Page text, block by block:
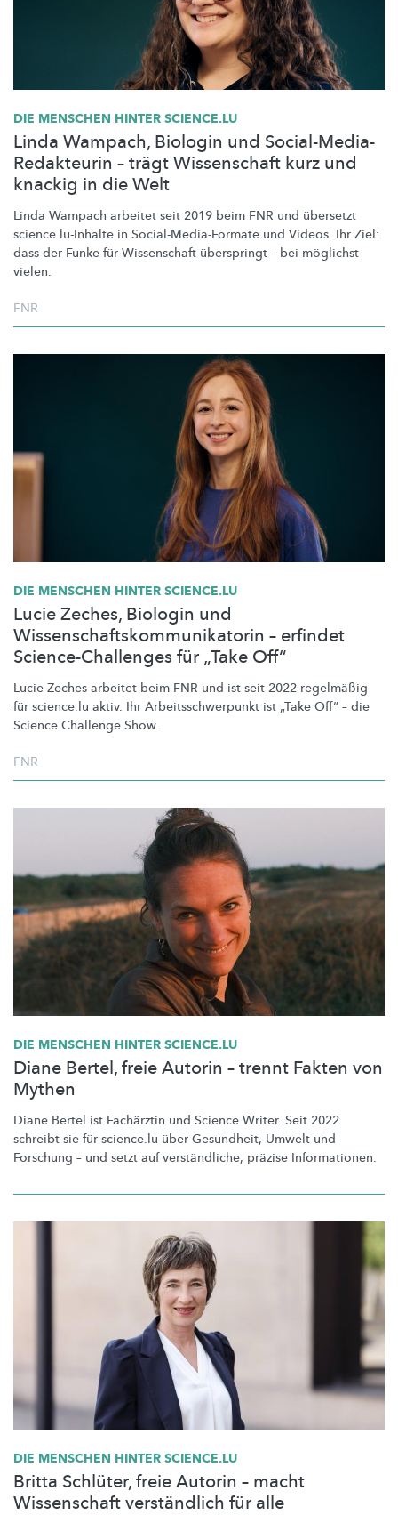
DIE MENSCHEN HINTER SCIENCE.LU
Linda Wampach, Biologin und Social-Media-
Redakteurin – trägt Wissenschaft kurz und
knackig in die Welt
Linda Wampach arbeitet seit 2019 beim FNR und übersetzt
science.lu-Inhalte in Social-Media-Formate und Videos. Ihr Ziel:
dass der Funke für Wissenschaft überspringt – bei möglichst
vielen.
FNR
DIE MENSCHEN HINTER SCIENCE.LU
Lucie Zeches, Biologin und
Wissenschaftskommunikatorin – erfindet
Science-Challenges für „Take Off“
Lucie Zeches arbeitet beim FNR und ist seit 2022 regelmäßig
für science.lu aktiv. Ihr Arbeitsschwerpunkt ist „Take Off“ – die
Science Challenge Show.
FNR
DIE MENSCHEN HINTER SCIENCE.LU
Diane Bertel, freie Autorin – trennt Fakten von
Mythen
Diane Bertel ist Fachärztin und Science Writer. Seit 2022
schreibt sie für science.lu über Gesundheit, Umwelt und
Forschung – und setzt aufverständliche, präzise Informationen.
DIE MENSCHEN HINTER SCIENCE.LU
Britta Schlüter, freie Autorin – macht
Wissenschaft verständlich für alle